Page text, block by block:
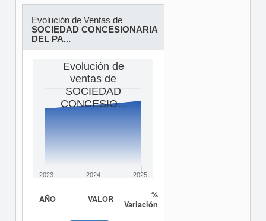
Evolución de Ventas de
SOCIEDAD CONCESIONARIA
DEL PA...
Evolución de
ventas de
SOCIEDAD
CONCESIO...
2023 2024 2025
AÑO VALOR
%
Variación